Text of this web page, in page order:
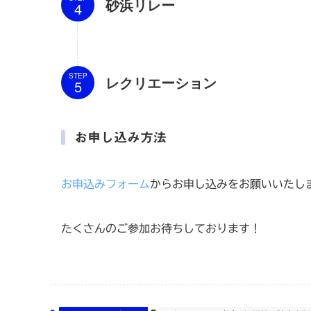
砂浜リレー
STEP レクリエーション
お申し込み方法
お申込みフォームからお申し込みをお願いいたし
たくさんのご参加お待ちしております！